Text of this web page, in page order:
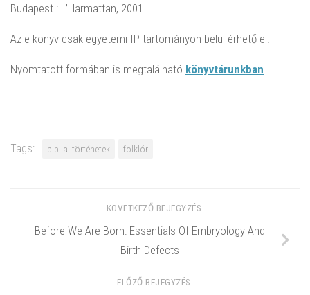
Budapest : L’Harmattan, 2001
Az e-könyv csak egyetemi IP tartományon belül érhető el.
Nyomtatott formában is megtalálható könyvtárunkban
Tags: bibliai történetek folklór
KÖVETKEZŐ BEJEGYZÉS
Before We Are Born: Essentials Of Embryology And
Birth Defects
ELŐZŐ BEJEGYZÉS